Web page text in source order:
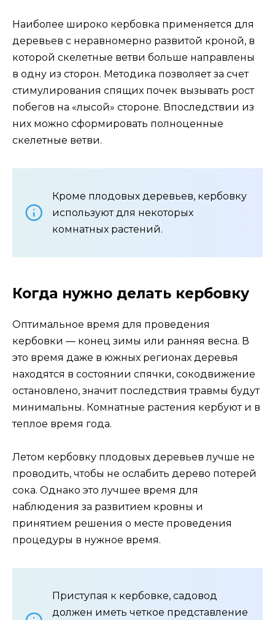
Наиболее широко кербовка применяется для
деревьев с неравномерно развитой кроной, в
которой скелетные ветви больше направлены
в одну из сторон. Методика позволяет за счет
стимулирования спящих почек вызывать рост
побегов на «лысой» стороне. Впоследствии из
них можно сформировать полноценные
скелетные ветви.
Кроме плодовых деревьев, кербовку
используют для некоторых
комнатных растений.
Когда нужно делать кербовку
Оптимальное время для проведения
кербовки — конец зимы или ранняя весна. В
это время даже в южных регионах деревья
находятся в состоянии спячки, сокодвижение
остановлено, значит последствия травмы будут
минимальны. Комнатные растения кербуют и в
теплое время года.
Летом кербовку плодовых деревьев лучше не
проводить, чтобы не ослабить дерево потерей
сока. Однако это лучшее время для
наблюдения за развитием кровны и
принятием решения о месте проведения
процедуры в нужное время.
Приступая к кербовке, садовод
должен иметь четкое представление